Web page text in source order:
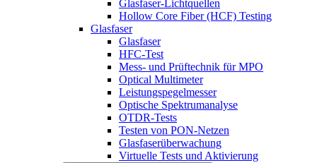
Glasfaser-Lichtquellen
Hollow Core Fiber (HCF) Testing
Glasfaser
Glasfaser
HFC-Test
Mess- und Prüftechnik für MPO
Optical Multimeter
Leistungspegelmesser
Optische Spektrumanalyse
OTDR-Tests
Testen von PON-Netzen
Glasfaserüberwachung
Virtuelle Tests und Aktivierung